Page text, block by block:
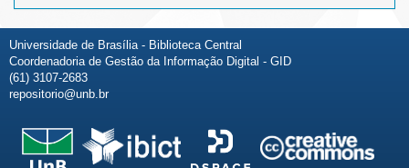
Universidade de Brasília - Biblioteca Central
Coordenadoria de Gestão da Informação Digital - GID
(61) 3107-2683
repositorio@unb.br